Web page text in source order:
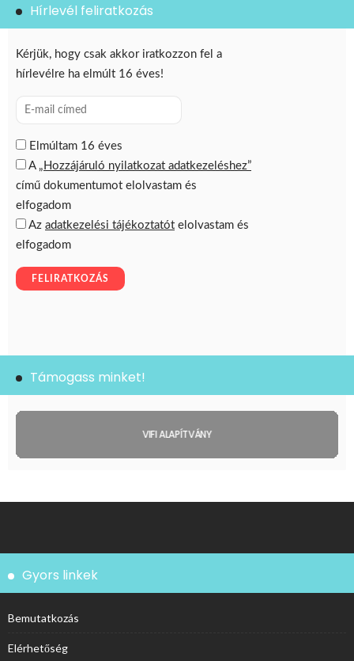
Hírlevél feliratkozás
Támogass minket!
VIFI ALAPÍTVÁNY
Gyors linkek
Bemutatkozás
Elérhetőség